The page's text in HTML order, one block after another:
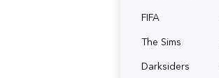
FIFA
The Sims
Darksiders